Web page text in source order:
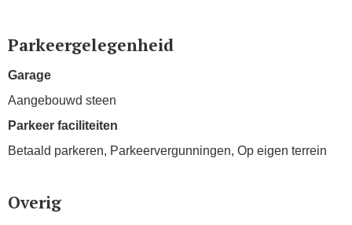
Parkeergelegenheid
Garage
Aangebouwd steen
Parkeer faciliteiten
Betaald parkeren, Parkeervergunningen, Op eigen terrein
Overig